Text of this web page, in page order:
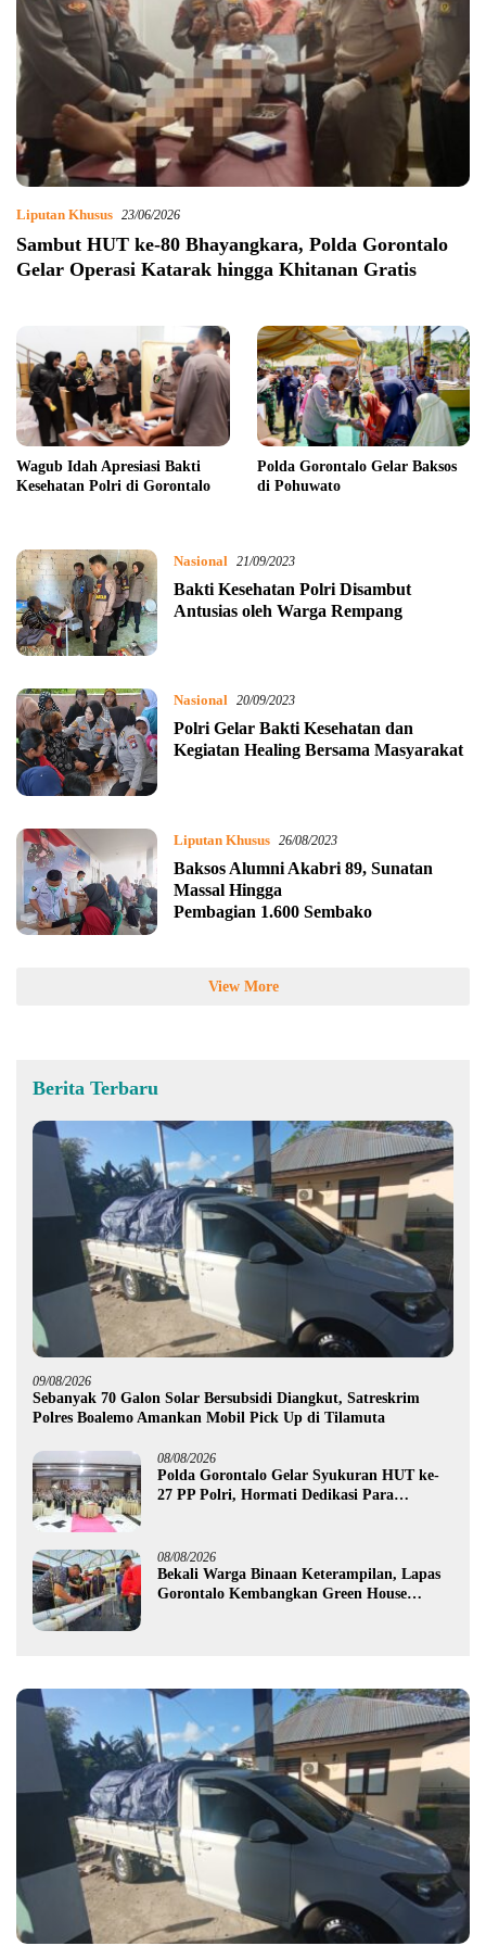
Liputan Khusus 23/06/2026
Sambut HUT ke-80 Bhayangkara, Polda Gorontalo
Gelar Operasi Katarak hingga Khitanan Gratis
Wagub Idah Apresiasi Bakti
Kesehatan Polri di Gorontalo
Polda Gorontalo Gelar Baksos
di Pohuwato
Nasional 21/09/2023
Bakti Kesehatan Polri Disambut
Antusias oleh Warga Rempang
Nasional 20/09/2023
Polri Gelar Bakti Kesehatan dan
Kegiatan Healing Bersama Masyarakat
Liputan Khusus 26/08/2023
Baksos Alumni Akabri 89, Sunatan
Massal Hingga
Pembagian 1.600 Sembako
View More
Berita Terbaru
09/08/2026
Sebanyak 70 Galon Solar Bersubsidi Diangkut, Satreskrim
Polres Boalemo Amankan Mobil Pick Up di Tilamuta
08/08/2026
Polda Gorontalo Gelar Syukuran HUT ke-
27 PP Polri, Hormati Dedikasi Para
08/08/2026
Bekali Warga Binaan Keterampilan, Lapas
Gorontalo Kembangkan Green House